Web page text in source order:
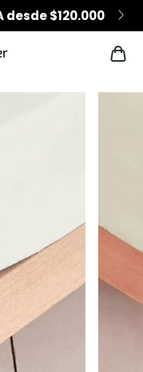
desde $120.000